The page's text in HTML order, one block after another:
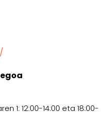
1: 12:00-14:00 eta 18:00-